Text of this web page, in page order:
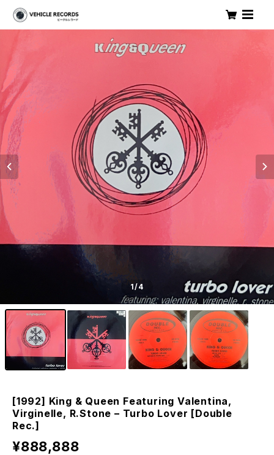
1/4
[1992] King & Queen Featuring Valentina,
Virginelle, R.Stone – Turbo Lover [Double
Rec.]
¥888,888